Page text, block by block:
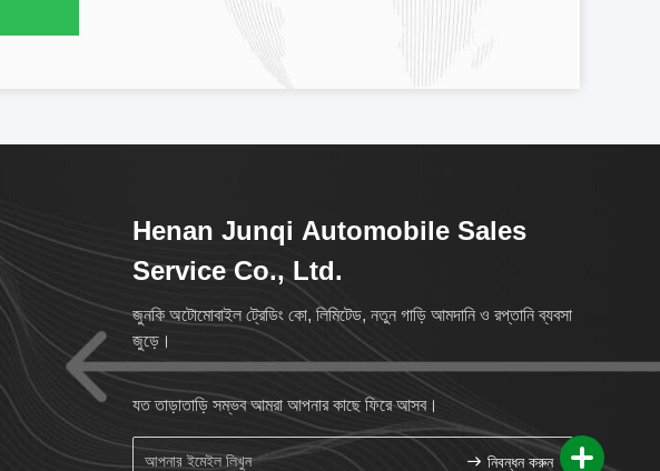
Henan Junqi Automobile Sales
Service Co., Ltd.
জুনকি অটোমোবাইল ট্রেডিং কো, লিমিটেড, নতুন গাড়ি আমদানি ও রপ্তানি ব্যবসা
জুড়ে।
যত তাড়াতাড়ি সম্ভব আমরা আপনার কাছে ফিরে আসব।
নিবন্ধন করুন